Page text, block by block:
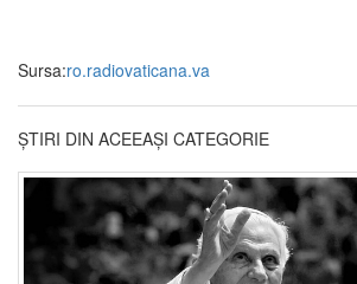
Sursa:ro.radiovaticana.va
ȘTIRI DIN ACEEAȘI CATEGORIE